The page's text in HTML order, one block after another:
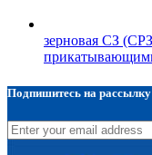
зерновая СЗ
Подпишитесь на рассылку